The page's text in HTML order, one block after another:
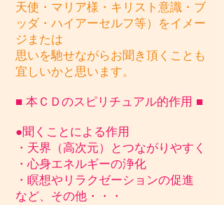
天使・マリア様・キリスト意識・ブ
ッダ・ハイアーセルフ等）をイメー
ジ または
思いを馳せながらお聞き頂くことも
宜しいかと思います。
■ 本ＣＤのスピリチュアル的作用 ■
●聞くことによる作用
・天界（高次元）とつながりやすく
・心身エネルギーの浄化
・瞑想やリラクゼーションの促進
など、その他・・・